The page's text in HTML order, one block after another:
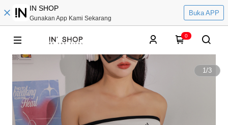
IN SHOP
Gunakan App Kami Sekarang
Buka APP
0
1/3